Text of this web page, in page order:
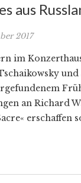
aus
2017
im
und
an Richard
erschaffen